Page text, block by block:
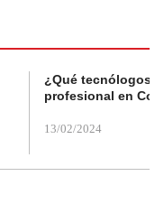
¿Qué tecnólogos
profesional en
13/02/2024